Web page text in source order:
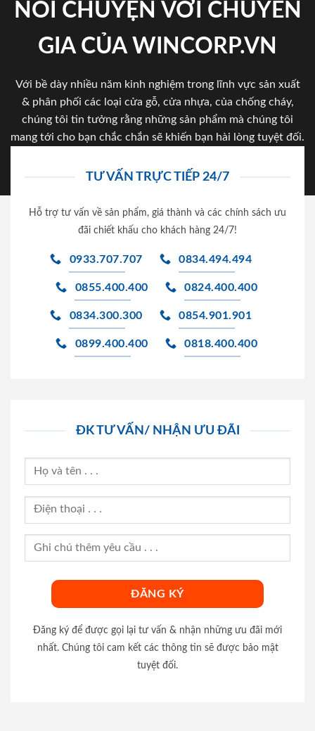
NÓI CHUYỆN VỚI CHUYÊN
GIA CỦA WINCORP.VN
Với bề dày nhiều năm kinh nghiệm trong lĩnh vực sản xuất
& phân phối các loại cửa gỗ, cửa nhựa, của chống cháy,
chúng tôi tin tưởng rằng những sản phẩm mà chúng tôi
mang tới cho bạn chắc chắn sẽ khiến bạn hài lòng tuyệt đối.
TƯ VẤN TRỰC TIẾP 24/7
Hỗ trợ tư vấn về sản phẩm, giá thành và các chính sách ưu
đãi chiết khấu cho khách hàng 24/7!
0933.707.707 0834.494.494
0855.400.400 0824.400.400
0834.300.300 0854.901.901
0899.400.400 0818.400.400
ĐK TƯ VẤN/ NHẬN ƯU ĐÃI
Đăng ký để được gọi lại tư vấn & nhận những ưu đãi mới
nhất. Chúng tôi cam kết các thông tin sẽ được bảo mật
tuyệt đối.